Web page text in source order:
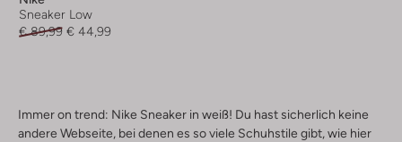
Sneaker Low
€ 89,99 € 44,99
Immer on trend: Nike Sneaker in weiß! Du hast sicherlich keine
andere Webseite, bei denen es so viele Schuhstile gibt, wie hier